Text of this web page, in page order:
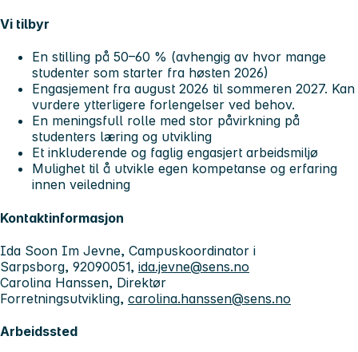
Vi tilbyr
En stilling på 50–60 % (avhengig av hvor mange
studenter som starter fra høsten 2026)
Engasjement fra august 2026 til sommeren 2027. Kan
vurdere ytterligere forlengelser ved behov.
En meningsfull rolle med stor påvirkning på
studenters læring og utvikling
Et inkluderende og faglig engasjert arbeidsmiljø
Mulighet til å utvikle egen kompetanse og erfaring
innen veiledning
Kontaktinformasjon
Ida Soon Im Jevne, Campuskoordinator i
Sarpsborg, 92090051, ida.jevne@sens.no
Carolina Hanssen, Direktør
Forretningsutvikling, carolina.hanssen@sens.no
Arbeidssted